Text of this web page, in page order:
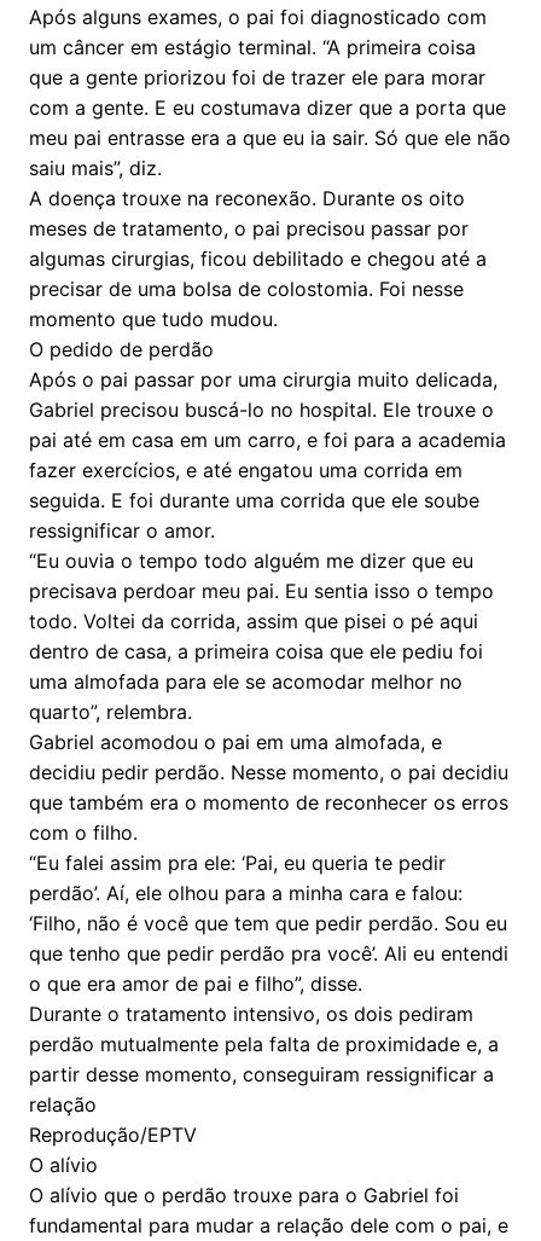
Após alguns exames, o pai foi diagnosticado com
um câncer em estágio terminal. “A primeira coisa
que a gente priorizou foi de trazer ele para morar
com a gente. E eu costumava dizer que a porta que
meu pai entrasse era a que eu ia sair. Só que ele não
saiu mais”, diz.
A doença trouxe na reconexão. Durante os oito
meses de tratamento, o pai precisou passar por
algumas cirurgias, ficou debilitado e chegou até a
precisar de uma bolsa de colostomia. Foi nesse
momento que tudo mudou.
O pedido de perdão
Após o pai passar por uma cirurgia muito delicada,
Gabriel precisou buscá-lo no hospital. Ele trouxe o
pai até em casa em um carro, e foi para a academia
fazer exercícios, e até engatou uma corrida em
seguida. E foi durante uma corrida que ele soube
ressignificar o amor.
“Eu ouvia o tempo todo alguém me dizer que eu
precisava perdoar meu pai. Eu sentia isso o tempo
todo. Voltei da corrida, assim que pisei o pé aqui
dentro de casa, a primeira coisa que ele pediu foi
uma almofada para ele se acomodar melhor no
quarto”, relembra.
Gabriel acomodou o pai em uma almofada, e
decidiu pedir perdão. Nesse momento, o pai decidiu
que também era o momento de reconhecer os erros
com o filho.
“Eu falei assim pra ele: ‘Pai, eu queria te pedir
perdão’. Aí, ele olhou para a minha cara e falou:
‘Filho, não é você que tem que pedir perdão. Sou eu
que tenho que pedir perdão pra você’. Ali eu entendi
o que era amor de pai e filho”, disse.
Durante o tratamento intensivo, os dois pediram
perdão mutualmente pela falta de proximidade e, a
partir desse momento, conseguiram ressignificar a
relação
Reprodução/EPTV
O alívio
O alívio que o perdão trouxe para o Gabriel foi
fundamental para mudar a relação dele com o pai, e